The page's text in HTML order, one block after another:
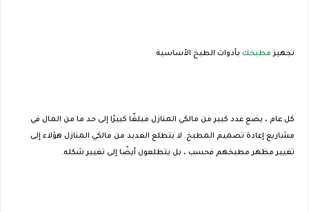
تجهيزمطبخكبأدوات الطبخ الأساسية
كل عام ، يضع عدد كبير من مالكي المنازل مبلغًا كبيرًا إلى حد ما من المال في
مشاريع إعادة تصميم المطبخ. لا يتطلع العديد من مالكي المنازل هؤلاء إلى
تغيير مظهر مطبخهم فحسب ، بل يتطلعون أيضًا إلى تغيير شكله.